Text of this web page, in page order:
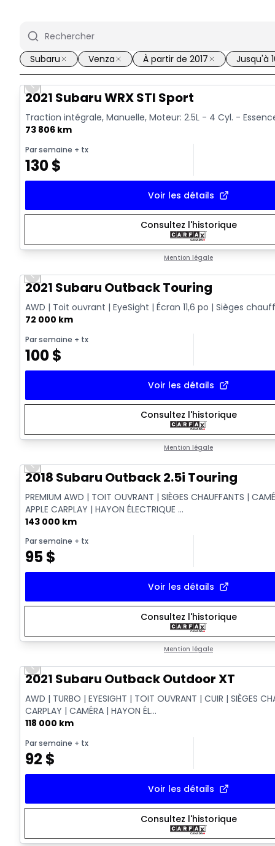
Subaru Venza À partir de 2017 Jusqu'à
Vidéo disponible
Previous slide
2021 Subaru WRX STI Sport
Traction intégrale, Manuelle, Moteur: 2.5L - 4 Cyl. -
73 806 km
Par semaine + tx
130$
Voir les détails
Consultez l'historique
Mention légale
Previous slide
2021 Subaru Outback Touring
AWD | Toit ouvrant | EyeSight | Écran 11,6 po | Sièges
72 000 km
Par semaine + tx
100$
Voir les détails
Consultez l'historique
Mention légale
Previous slide
2018 Subaru Outback 2.5i Touring
PREMIUM AWD | TOIT OUVRANT | SIÈGES CHAUFFANTS |
APPLE CARPLAY | HAYON ÉLECTRIQUE ...
143 000 km
Par semaine + tx
95$
Voir les détails
Consultez l'historique
Mention légale
Vidéo disponible
Previous slide
2021 Subaru Outback Outdoor XT
AWD | TURBO | EYESIGHT | TOIT OUVRANT | CUIR | SIÈGES
CARPLAY | CAMÉRA | HAYON ÉL...
118 000 km
Par semaine + tx
92 $
Voir les détails
Consultez l'historique